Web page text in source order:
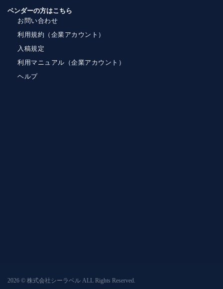
ベンダーの方はこちら
お問い合わせ
利用規約（企業アカウント）
入稿規定
利用マニュアル（企業アカウント）
ヘルプ
2026 © 株式会社シーラベル ALL Rights Reserved.